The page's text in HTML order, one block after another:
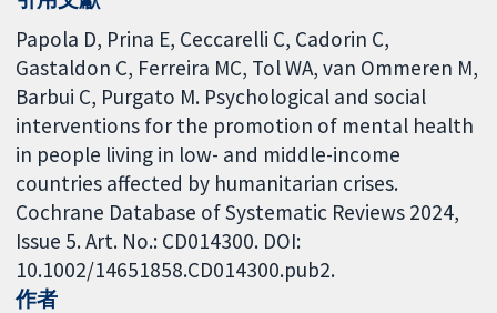
Papola D, Prina E, Ceccarelli C, Cadorin C,
Gastaldon C, Ferreira MC, Tol WA, van Ommeren M,
Barbui C, Purgato M. Psychological and social
interventions for the promotion of mental health
in people living in low- and middle-income
countries affected by humanitarian crises.
Cochrane Database of Systematic Reviews 2024,
Issue 5. Art. No.: CD014300. DOI:
10.1002/14651858.CD014300.pub2.
作者